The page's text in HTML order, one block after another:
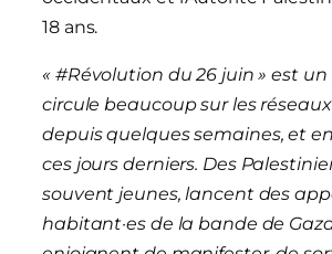
18 ans.
« #Révolution du 26 juin » est
circule beaucoup sur les
depuis quelques semaines, et
ces jours derniers. Des
souvent jeunes, lancent des
habitant·es de la bande de